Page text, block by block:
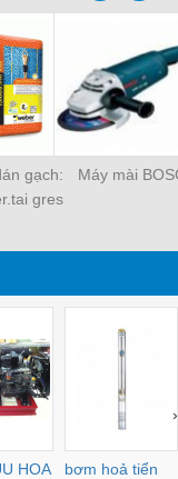
gạch:
gres
Máy mài
HOA
bơm hoả tiển
›